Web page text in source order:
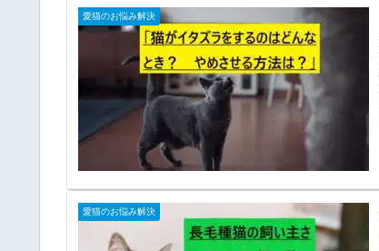
愛猫のお悩み解決
愛猫のお悩み解決